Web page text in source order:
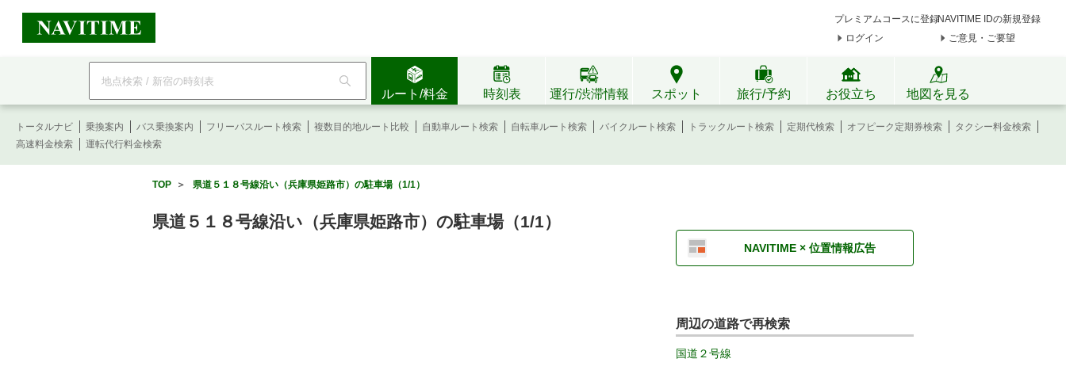
プレミアムコースに登録NAVITIME IDの新規登録
ログイン
ご意見・ご要望
フ
ワ
ド
検
ルート/料金 時刻表 運行/渋滞情報 スポット 旅行/予約 お役立ち 地図を見る
トータルナビ 乗換案内 バス乗換案内 フリーパスルート検索 複数目的地ルート比較 自動車ルート検索 自転車ルート検索 バイクルート検索 トラックルート検索 定期代検索 オフピーク定期券検索
タクシー料金検索
高速料金検索
運転代行料金検索
TOP ＞ 県道５１８号線沿い（兵庫県姫路市）の駐車場（1/1）
県道５１８号線沿い（兵庫県姫路市）の駐車場（1/1）
NAVITIME × 位置情報広告
周辺の道路で再検索
国道２号線